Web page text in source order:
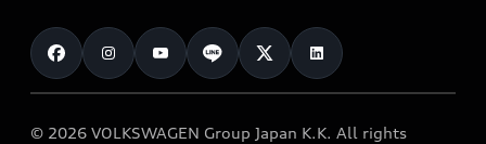
カタログ一覧
車検 / 定期点検
e-tronアフターサポート
クオリティ
保証
メンテナンス
お知らせ
オーナー様向けキャンペーン
© 2026 VOLKSWAGEN Group Japan K.K. All rights